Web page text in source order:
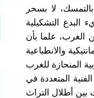
لا بسحر
البدع التشكيلية
الغرب، علما بأن
والانطباعية
المنحازة للغرب
المتعددة في
بين أطلال التراث